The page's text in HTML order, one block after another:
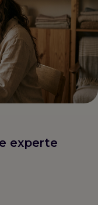
experte